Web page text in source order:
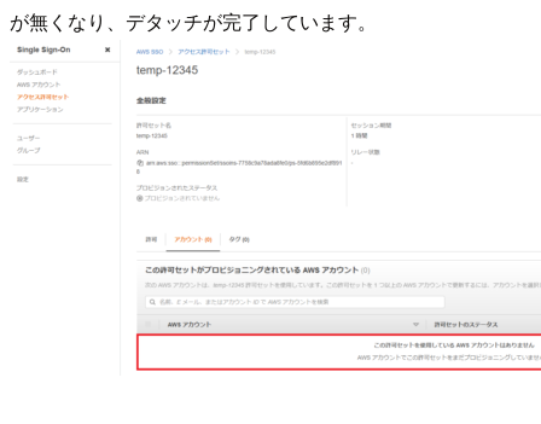
が無くなり、デタッチが完了しています。